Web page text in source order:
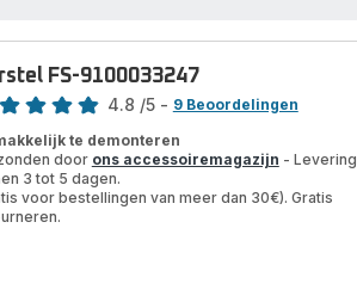
FS-9100033247
4.8 /5 - 9 Beoordelingen
te demonteren
door ons accessoiremagazijn - Levering
3 tot 5 dagen.
voor bestellingen van meer dan 30€). Gratis